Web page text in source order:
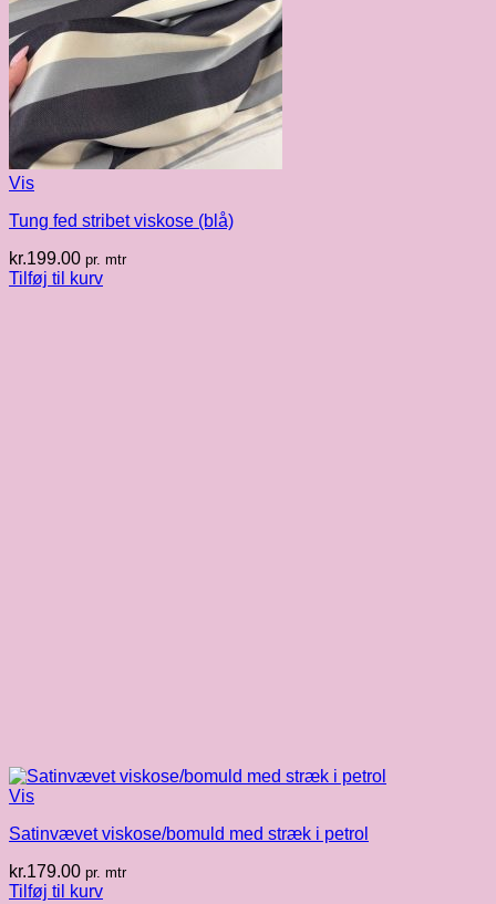
Vis
Tung fed stribet viskose (blå)
kr.199.00 pr. mtr
Tilføj til kurv
Vis
Satinvævet viskose/bomuld med stræk i petrol
kr.179.00 pr. mtr
Tilføj til kurv